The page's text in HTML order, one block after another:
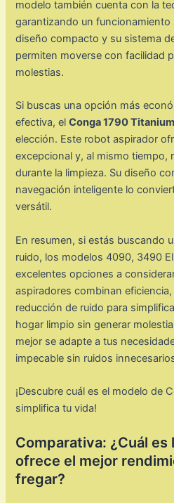
modelo también cuenta con la
garantizando un
diseño compacto y su sistema
permiten moverse con facilidad
molestias.
Si buscas una opción más
efectiva, elConga 1790 Titanium
elección. Este robot aspirador
excepcional y, al mismo tiempo,
durante la limpieza. Su diseño
navegación inteligente lo
versátil.
En resumen, si estás buscando
ruido, los modelos 4090, 3490
excelentes opciones a
aspiradores combinan
reducción de ruido para
hogar limpio sin generar
mejor se adapte a tus
impecable sin ruidos
¡Descubre cuál es el modelo de
simplifica tu vida!
Comparativa: ¿Cuál es
ofrece el mejor
fregar?